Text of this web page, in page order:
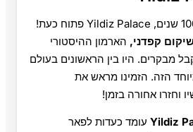
נסתר במשך יותר מ‑100 שנים, Yildiz Palace פתוח כעת!
קפדני, הארמון ההיסטורי
מבקרים. היו בין הראשונים בעולם
הזה. הזמינו מראש את
וחזרו אחורה בזמן!
Yildiz עומד כעדות לפאר